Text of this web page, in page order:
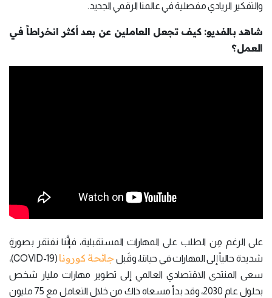
والتفكير الريادي مفصلية في عالمنا الرقمي الجديد.
شاهد بالفديو: كيف تجعل العاملين عن بعد أكثر انخراطاً في
العمل؟
على الرغم مِن الطلب على المهارات المستقبلية، فإنَّنا نفتقر بصورةٍ
شديدة حالياً إلى المهارات في حياتنا، وقَبل جائحة كورونا
(COVID-19)،
سعى المنتدى الاقتصادي العالمي إلى تطوير مهارات مليار شخص
بحلول عام 2030، وقد بدأ مسعاه ذاك من خلال التعامل مع 75 مليون